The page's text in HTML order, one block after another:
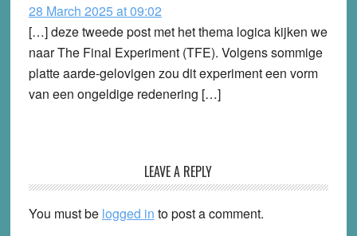
28 March 2025 at 09:02
[…] deze tweede post met het thema logica kijken we
naar The Final Experiment (TFE). Volgens sommige
platte aarde-gelovigen zou dit experiment een vorm
van een ongeldige redenering […]
LEAVE A REPLY
You must be logged in to post a comment.